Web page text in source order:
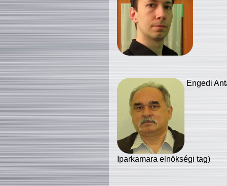
Engedi
Iparkamara elnökségi tag)